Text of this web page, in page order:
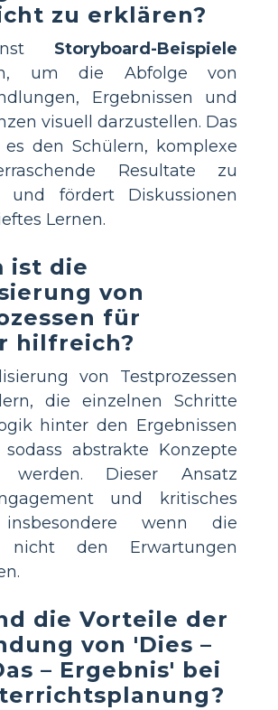
zu erklären?
Storyboard-Beispiele
um die Abfolge von
Ergebnissen und
visuell darzustellen. Das
den Schülern, komplexe
Resultate zu
und fördert Diskussionen
Lernen.
ist die
von
für
hilfreich?
von Testprozessen
die einzelnen Schritte
hinter den Ergebnissen
abstrakte Konzepte
werden. Dieser Ansatz
und kritisches
wenn die
nicht den Erwartungen
die Vorteile der
von 'Dies –
– Ergebnis' bei